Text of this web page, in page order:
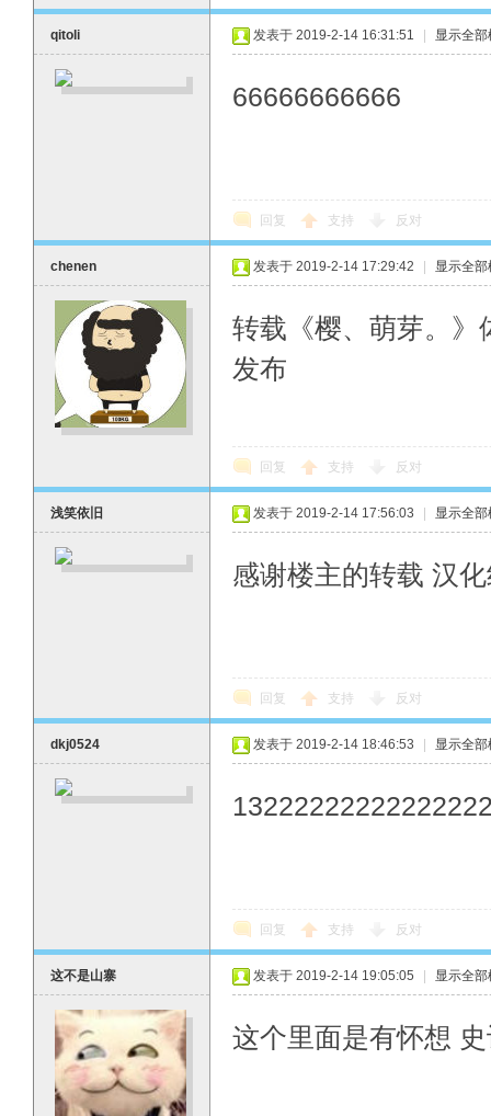
qitoli 发表于 2019-2-14 16:31:51 显示全部
66666666666
回复 支持 反对
chenen 发表于 2019-2-14 17:29:42 显示全部
转载《樱、萌芽。》
发布
回复 支持 反对
浅笑依旧 发表于 2019-2-14 17:56:03 显示全部
感谢楼主的转载 汉
回复 支持 反对
dkj0524 发表于 2019-2-14 18:46:53 显示全部
回复 支持 反对
这不是山寨 发表于 2019-2-14 19:05:05 显示全部
这个里面是有怀想